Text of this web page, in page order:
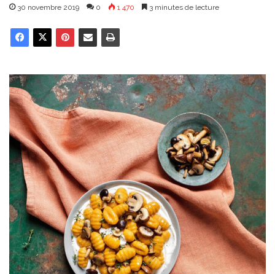
30 novembre 2019 0 1 470 3 minutes de lecture